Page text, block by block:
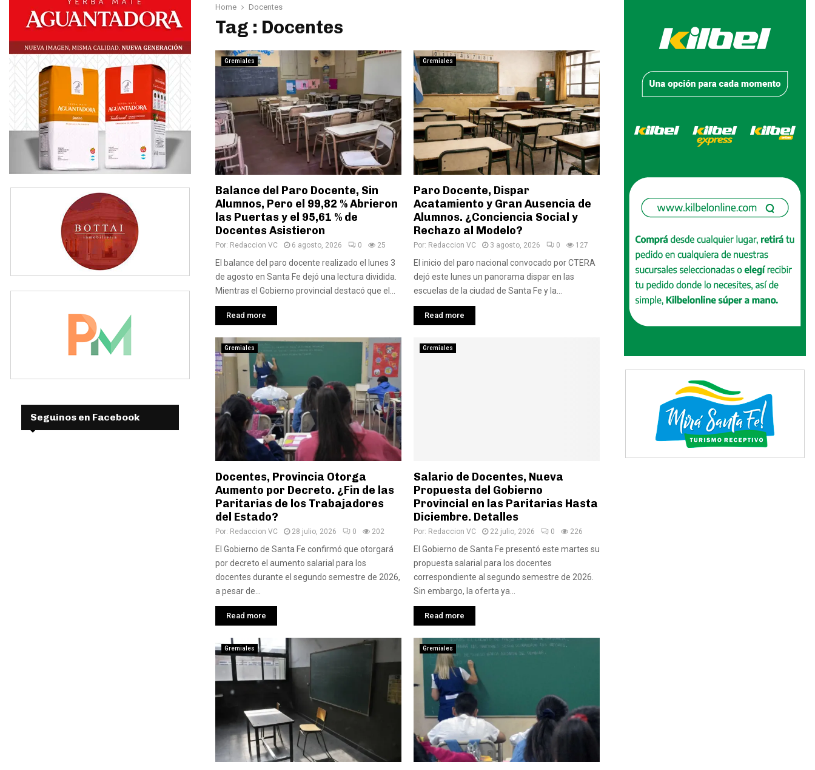
Home Docentes
Tag : Docentes
Gremiales
Balance del Paro Docente, Sin
Alumnos, Pero el 99,82 % Abrieron
las Puertas y el 95,61 % de
Docentes Asistieron
Por: Redaccion VC 6 agosto, 2026 0 25
El balance del paro docente realizado el lunes 3
de agosto en Santa Fe dejó una lectura dividida.
Mientras el Gobierno provincial destacó que el...
Read more
Gremiales
Paro Docente, Dispar
Acatamiento y Gran Ausencia de
Alumnos. ¿Conciencia Social y
Rechazo al Modelo?
Por: Redaccion VC 3 agosto, 2026 0 127
El inicio del paro nacional convocado por CTERA
dejó este lunes un panorama dispar en las
escuelas de la ciudad de Santa Fe y la...
Read more
Gremiales
Docentes, Provincia Otorga
Aumento por Decreto. ¿Fin de las
Paritarias de los Trabajadores
del Estado?
Por: Redaccion VC 28 julio, 2026 0 202
El Gobierno de Santa Fe confirmó que otorgará
por decreto el aumento salarial para los
docentes durante el segundo semestre de 2026,
a pesar de...
Read more
Gremiales
Salario de Docentes, Nueva
Propuesta del Gobierno
Provincial en las Paritarias Hasta
Diciembre. Detalles
Por: Redaccion VC 22 julio, 2026 0 226
El Gobierno de Santa Fe presentó este martes su
propuesta salarial para los docentes
correspondiente al segundo semestre de 2026.
Sin embargo, la oferta ya...
Read more
Gremiales Gremiales
Seguinos en Facebook